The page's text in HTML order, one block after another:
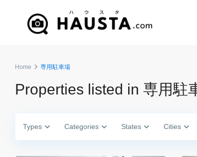
Home 専用駐車場
Properties listed in 専用駐
Types Categories States Cities